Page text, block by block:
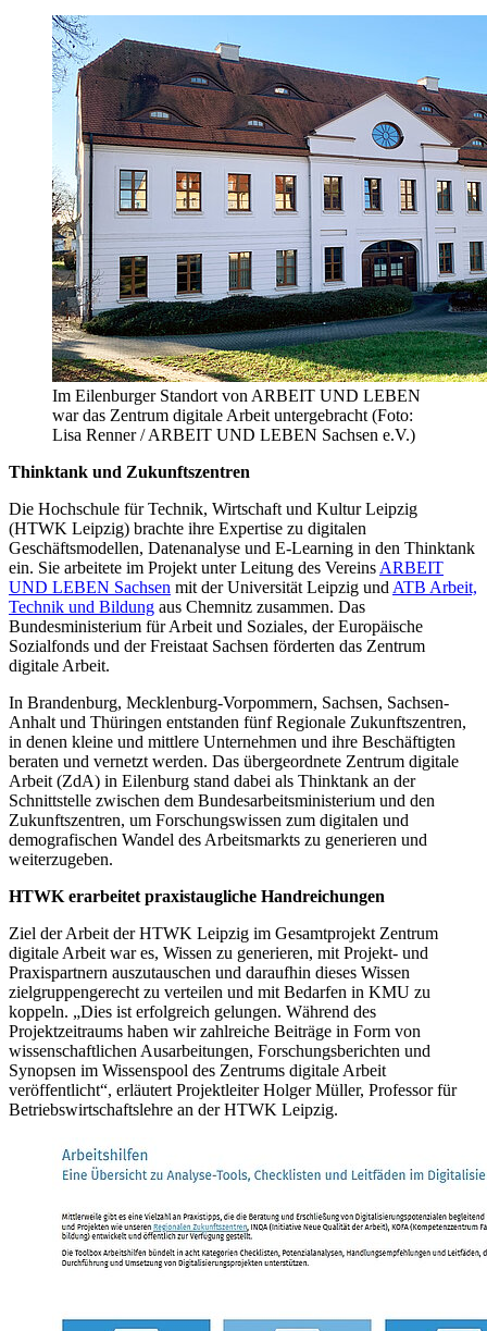
Im Eilenburger Standort von ARBEIT UND LEBEN
war das Zentrum digitale Arbeit untergebracht (Foto:
Lisa Renner / ARBEIT UND LEBEN Sachsen e.V.)
Thinktank und Zukunftszentren
Die Hochschule für Technik, Wirtschaft und Kultur Leipzig
(HTWK Leipzig) brachte ihre Expertise zu digitalen
Geschäftsmodellen, Datenanalyse und E-Learning in den Thinktank
ein. Sie arbeitete im Projekt unter Leitung des Vereins ARBEIT
UND LEBEN Sachsen mit der Universität Leipzig und ATB Arbeit,
Technik und Bildung aus Chemnitz zusammen. Das
Bundesministerium für Arbeit und Soziales, der Europäische
Sozialfonds und der Freistaat Sachsen förderten das Zentrum
digitale Arbeit.
In Brandenburg, Mecklenburg-Vorpommern, Sachsen, Sachsen-
Anhalt und Thüringen entstanden fünf Regionale Zukunftszentren,
in denen kleine und mittlere Unternehmen und ihre Beschäftigten
beraten und vernetzt werden. Das übergeordnete Zentrum digitale
Arbeit (ZdA) in Eilenburg stand dabei als Thinktank an der
Schnittstelle zwischen dem Bundesarbeitsministerium und den
Zukunftszentren, um Forschungswissen zum digitalen und
demografischen Wandel des Arbeitsmarkts zu generieren und
weiterzugeben.
HTWK erarbeitet praxistaugliche Handreichungen
Ziel der Arbeit der HTWK Leipzig im Gesamtprojekt Zentrum
digitale Arbeit war es, Wissen zu generieren, mit Projekt- und
Praxispartnern auszutauschen und daraufhin dieses Wissen
zielgruppengerecht zu verteilen und mit Bedarfen in KMU zu
koppeln. „Dies ist erfolgreich gelungen. Während des
Projektzeitraums haben wir zahlreiche Beiträge in Form von
wissenschaftlichen Ausarbeitungen, Forschungsberichten und
Synopsen im Wissenspool des Zentrums digitale Arbeit
veröffentlicht“, erläutert Projektleiter Holger Müller, Professor für
Betriebswirtschaftslehre an der HTWK Leipzig.